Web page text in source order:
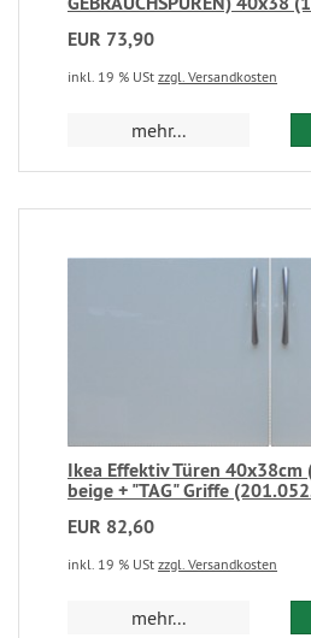
EUR 73,90
inkl. 19 % USt zzgl. Versandkosten
mehr...
Ikea Effektiv Türen 40x38cm
beige + "TAG" Griffe
EUR 82,60
inkl. 19 % USt zzgl. Versandkosten
mehr...